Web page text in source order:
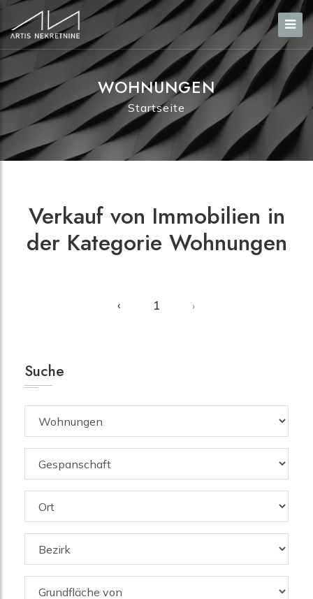
WOHNUNGEN
Startseite
Verkauf von Immobilien in
der Kategorie Wohnungen
‹ 1 ›
Suche